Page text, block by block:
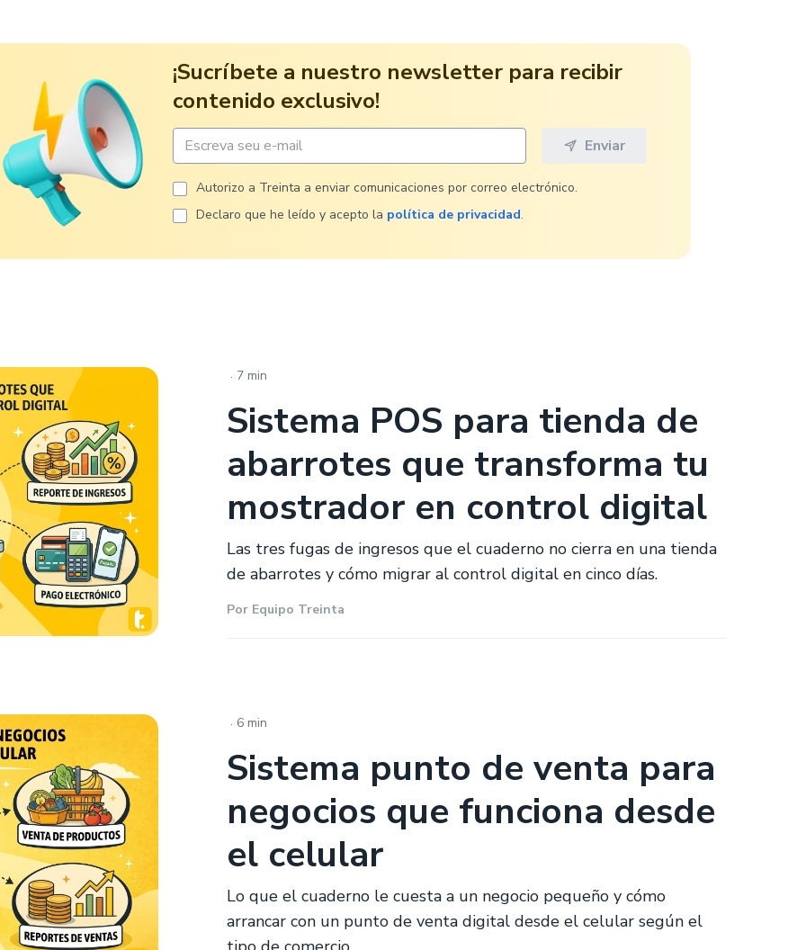
¡Sucríbete a nuestro newsletter para recibir
contenido exclusivo!
Autorizo ​​a Treinta a enviar comunicaciones por correo electrónico.
Declaro que he leído y acepto la política de privacidad.
. 7 min
Sistema POS para tienda de
abarrotes que transforma tu
mostrador en control digital
Las tres fugas de ingresos que el cuaderno no cierra en una tienda
de abarrotes y cómo migrar al control digital en cinco días.
Por Equipo Treinta
. 6 min
Sistema punto de venta para
negocios que funciona desde
el celular
Lo que el cuaderno le cuesta a un negocio pequeño y cómo
arrancar con un punto de venta digital desde el celular según el